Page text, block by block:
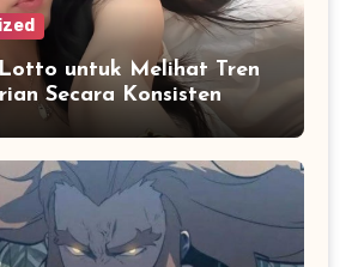
untuk Melihat Tren
Secara Konsisten